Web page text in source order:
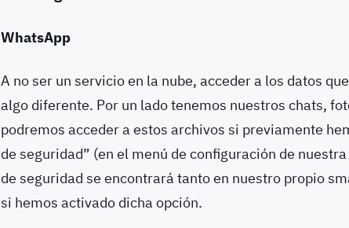
WhatsApp
A no ser un servicio en la nube, acceder a los datos
algo diferente. Por un lado tenemos nuestros chats,
podremos acceder a estos archivos si previamente
de seguridad” (en el menú de configuración de
de seguridad se encontrará tanto en nuestro propio
si hemos activado dicha opción.